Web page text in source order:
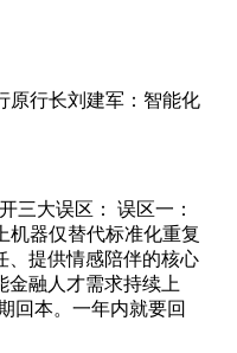
原行长刘建军：智能化
三大误区： 误区一：
机器仅替代标准化重复
、提供情感陪伴的核心
金融人才需求持续上
回本。一年内就要回